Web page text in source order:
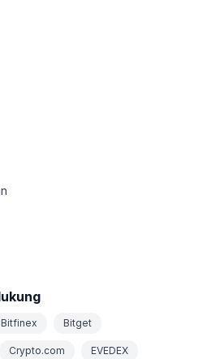
Bitfinex Bitget
Crypto.com EVEDEX